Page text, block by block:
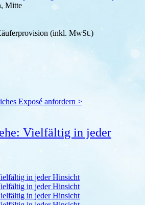
Mitte
(inkl. MwSt.)
Exposé anfordern >
Vielfältig in jeder